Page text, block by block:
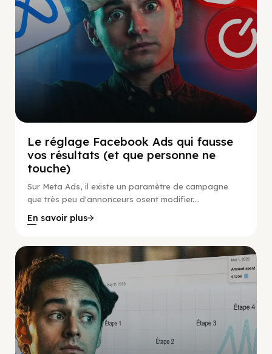
Le réglage Facebook Ads qui fausse
vos résultats (et que personne ne
touche)
Sur Meta Ads, il existe un paramètre de campagne
que très peu d'annonceurs osent modifier....
En savoir plus